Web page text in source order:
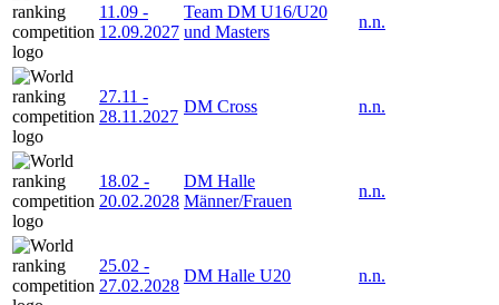
11.09 -
12.09.2027
Team DM U16/U20
und Masters
n.n.
27.11 -
28.11.2027
DM Cross n.n.
18.02 -
20.02.2028
DM Halle
Männer/Frauen
n.n.
25.02 -
27.02.2028
DM Halle U20 n.n.